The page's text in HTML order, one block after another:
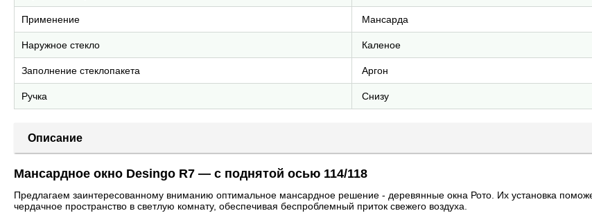
Применение Мансарда
Наружное стекло Каленое
Заполнение стеклопакета Аргон
Ручка Снизу
Описание
Мансардное окно Desingo R7 — с поднятой осью 114/118
Предлагаем заинтересованному вниманию оптимальное мансардное решение - деревянные окна Рото. Их установка
чердачное пространство в светлую комнату, обеспечивая беспроблемный приток свежего воздуха.